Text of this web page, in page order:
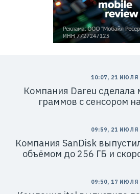
10:07, 21 ИЮЛЯ
Компания Dareu
граммов с сенсором
09:59, 21 ИЮЛЯ
Компания SanDisk
объёмом до 256 ГБ и
09:50, 17 ИЮЛЯ